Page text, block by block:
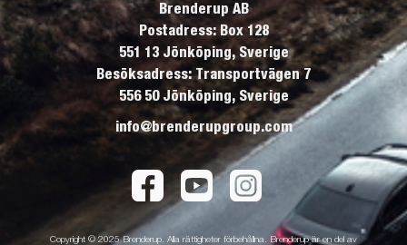
Brenderup AB
Postadress: Box 128
551 13 Jönköping, Sverige
Besöksadress: Transportvägen 7
556 50 Jönköping, Sverige
info@brenderupgroup.com
Copyright © 2025 Brenderup. Alla rättigheter förbehållna. Brenderup är en del av